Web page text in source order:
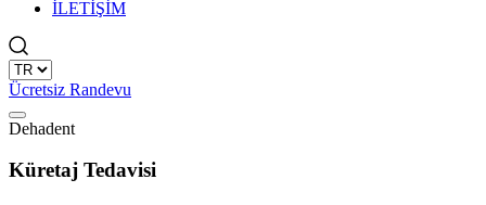
İLETİŞİM
Ücretsiz Randevu
Dehadent
Küretaj Tedavisi